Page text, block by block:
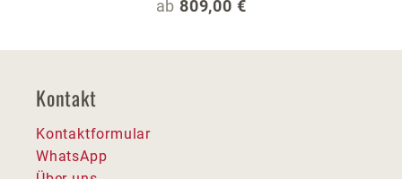
Regulärer Preis:
ab 809,00 €
Kontakt
Kontaktformular
WhatsApp